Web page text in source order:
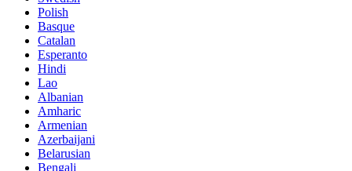
Polish
Basque
Catalan
Esperanto
Hindi
Lao
Albanian
Amharic
Armenian
Azerbaijani
Belarusian
Bengali